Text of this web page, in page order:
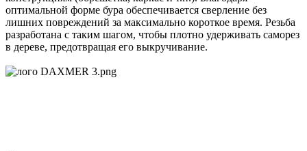
оптимальной форме бура обеспечивается сверление без
лишних повреждений за максимально короткое время. Резьба
разработана с таким шагом, чтобы плотно удерживать саморез
в дереве, предотвращая его выкручивание.